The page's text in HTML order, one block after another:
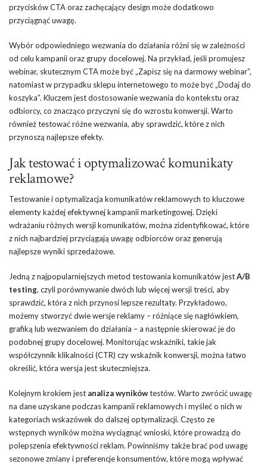
przycisków CTA oraz zachęcający design może dodatkowo
przyciągnąć uwagę.
Wybór odpowiedniego wezwania do działania różni się w zależności
od celu kampanii oraz grupy docelowej. Na przykład, jeśli promujesz
webinar, skutecznym CTA może być „Zapisz się na darmowy webinar”,
natomiast w przypadku sklepu internetowego to może być „Dodaj do
koszyka”. Kluczem jest dostosowanie wezwania do kontekstu oraz
odbiorcy, co znacząco przyczyni się do wzrostu konwersji. Warto
również testować różne wezwania, aby sprawdzić, które z nich
przynoszą najlepsze efekty.
Jak testować i optymalizować komunikaty
reklamowe?
Testowanie i optymalizacja komunikatów reklamowych to kluczowe
elementy każdej efektywnej kampanii marketingowej. Dzięki
wdrażaniu różnych wersji komunikatów, można zidentyfikować, które
z nich najbardziej przyciągają uwagę odbiorców oraz generują
najlepsze wyniki sprzedażowe.
Jedną z najpopularniejszych metod testowania komunikatów jestA/B
testing, czyli porównywanie dwóch lub więcej wersji treści, aby
sprawdzić, która z nich przynosi lepsze rezultaty. Przykładowo,
możemy stworzyć dwie wersje reklamy – różniące się nagłówkiem,
grafiką lub wezwaniem do działania – a następnie skierować je do
podobnej grupy docelowej. Monitorując wskaźniki, takie jak
współczynnik klikalności (CTR) czy wskaźnik konwersji, można łatwo
określić, która wersja jest skuteczniejsza.
Kolejnym krokiem jest analiza wynikówtestów. Warto zwrócić uwagę
na dane uzyskane podczas kampanii reklamowych i myśleć o nich w
kategoriach wskazówek do dalszej optymalizacji. Często ze
wstępnych wyników można wyciągnąć wnioski, które prowadzą do
polepszenia efektywności reklam. Powinniśmy także brać pod uwagę
sezonowe zmiany i preferencje konsumentów, które mogą wpływać